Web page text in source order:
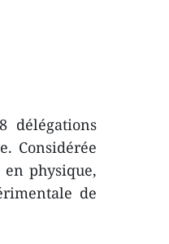
délégations
Considérée
physique,
de